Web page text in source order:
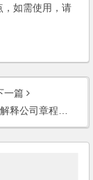
，如需使用，请
一篇
程吗（2003新华网）